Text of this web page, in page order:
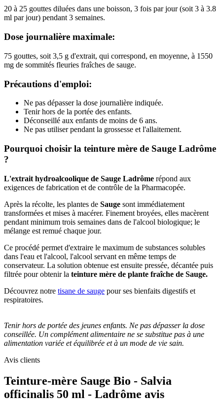
20 à 25 gouttes diluées dans une boisson, 3 fois par jour (soit 3 à 3.8
ml par jour) pendant 3 semaines.
Dose journalière maximale:
75 gouttes, soit 3,5 g d'extrait, qui correspond, en moyenne, à 1550
mg de sommités fleuries fraîches de sauge.
Précautions d'emploi:
Ne pas dépasser la dose journalière indiquée.
Tenir hors de la portée des enfants.
Déconseillé aux enfants de moins de 6 ans.
Ne pas utiliser pendant la grossesse et l'allaitement.
Pourquoi choisir la teinture mère de Sauge Ladrôme
?
L'extrait hydroalcoolique de Sauge Ladrôme répond aux
exigences de fabrication et de contrôle de la Pharmacopée.
Après la récolte, les plantes de Sauge sont immédiatement
transformées et mises à macérer. Finement broyées, elles macèrent
pendant minimum trois semaines dans de l'alcool biologique; le
mélange est remué chaque jour.
Ce procédé permet d'extraire le maximum de substances solubles
dans l'eau et l'alcool, l'alcool servant en même temps de
conservateur. La solution obtenue est ensuite pressée, décantée puis
filtrée pour obtenir la teinture mère de plante fraîche de Sauge.
Découvrez notre tisane de sauge pour ses bienfaits digestifs et
respiratoires.
Tenir hors de portée des jeunes enfants. Ne pas dépasser la dose
conseillée. Un complément alimentaire ne se substitue pas à une
alimentation variée et équilibrée et à un mode de vie sain.
Avis clients
Teinture-mère Sauge Bio - Salvia
officinalis 50 ml - Ladrôme avis